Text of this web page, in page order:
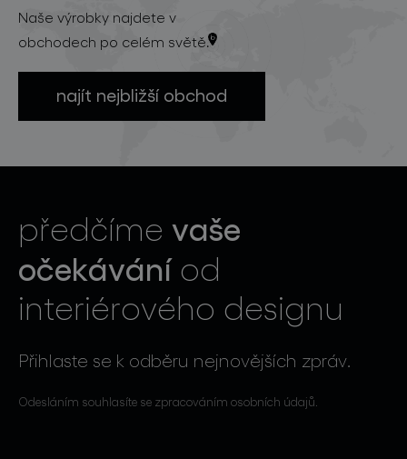
Naše výrobky najdete v
obchodech po celém světě.
najít nejbližší obchod
předčíme vaše
očekáváníod
interiérového designu
Přihlaste se k odběru nejnovějších zpráv.
Odesláním souhlasíte se zpracováním osobních údajů.